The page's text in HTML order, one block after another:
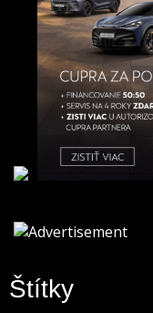
Štítky